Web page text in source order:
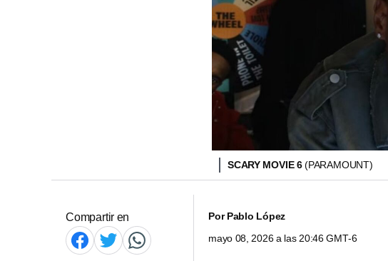
SCARY MOVIE 6(PARAMOUNT)
Compartir en PorPablo López
mayo 08, 2026 a las 20:46 GMT-6